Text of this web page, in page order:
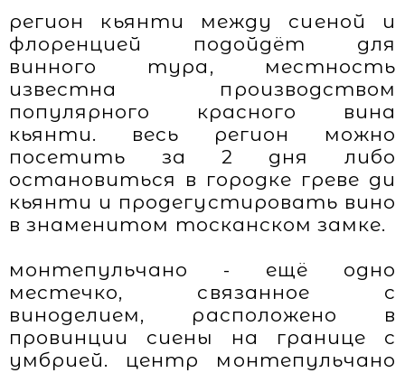
регион кьянти между сиеной и
флоренцией подойдёт для
винного тура, местность
известна производством
популярного красного вина
кьянти. весь регион можно
посетить за 2 дня либо
остановиться в городке греве ди
кьянти и продегустировать вино
в знаменитом тосканском замке.
монтепульчано - ещё одно
местечко, связанное с
виноделием, расположено в
провинции сиены на границе с
умбрией. центр монтепульчано